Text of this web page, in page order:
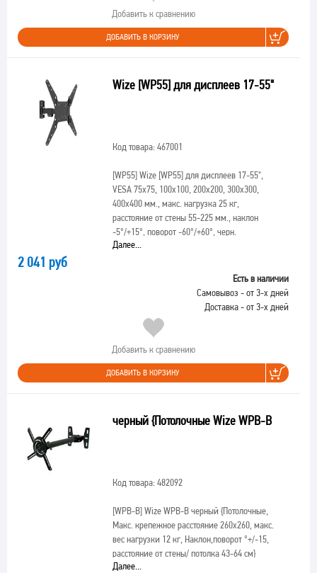
Добавить к сравнению
ДОБАВИТЬ В КОРЗИНУ
Wize [WP55] для дисплеев 17-55"
Код товара: 467001
[WP55]Wize [WP55] для дисплеев 17-55",
VESA 75x75, 100x100, 200x200, 300х300,
400х400 мм., макс. нагрузка 25 кг,
расстояние от стены 55-225 мм., наклон
-5°/+15°, поворот -60°/+60°, черн.
Далее...
2 041 руб
Есть в наличии
Самовывоз - от 3-х дней
Доставка - от 3-х дней
Добавить к сравнению
ДОБАВИТЬ В КОРЗИНУ
черный {Потолочные Wize WPB-B
Код товара: 482092
[WPB-B]Wize WPB-B черный {Потолочные,
Макс. крепежное расстояние 260х260, макс.
вес нагрузки 12 кг, Наклон,поворот °+/-15,
расстояние от стены/ потолка 43-64 см}
Далее...